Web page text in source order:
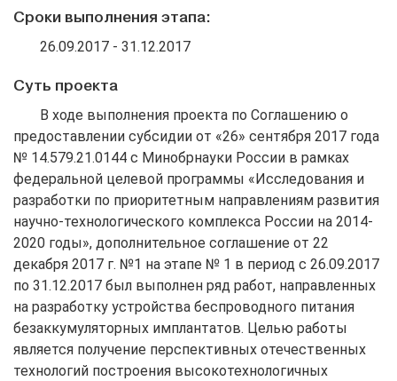
Сроки выполнения этапа:
26.09.2017 - 31.12.2017
Суть проекта
В ходе выполнения проекта по Соглашению о
предоставлении субсидии от «26» сентября 2017 года
№ 14.579.21.0144 с Минобрнауки России в рамках
федеральной целевой программы «Исследования и
разработки по приоритетным направлениям развития
научно-технологического комплекса России на 2014-
2020 годы», дополнительное соглашение от 22
декабря 2017 г. №1 на этапе № 1 в период с 26.09.2017
по 31.12.2017 был выполнен ряд работ, направленных
на разработку устройства беспроводного питания
безаккумуляторных имплантатов. Целью работы
является получение перспективных отечественных
технологий построения высокотехнологичных